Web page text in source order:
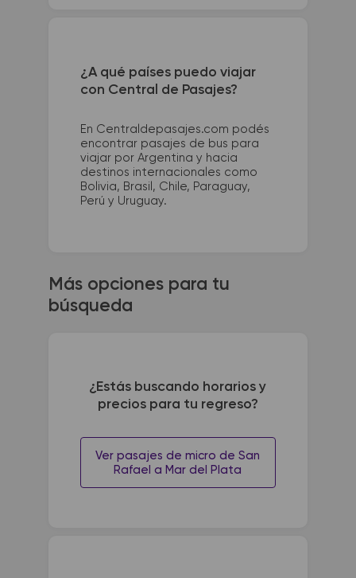
¿A qué países puedo viajar
con Central de Pasajes?
En Centraldepasajes.com podés
encontrar pasajes de bus para
viajar por Argentina y hacia
destinos internacionales como
Bolivia, Brasil, Chile, Paraguay,
Perú y Uruguay.
Más opciones para tu
búsqueda
¿Estás buscando horarios y
precios para tu regreso?
Ver pasajes de micro de San
Rafael a Mar del Plata